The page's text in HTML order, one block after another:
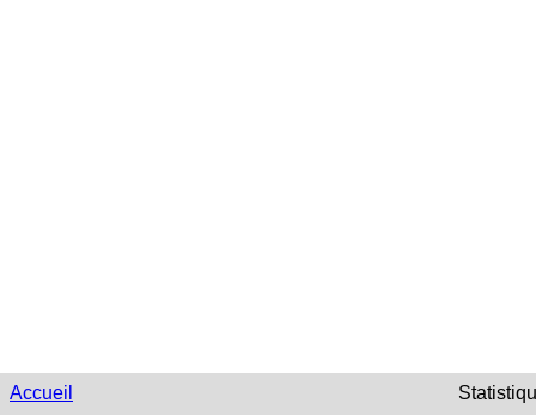
Accueil